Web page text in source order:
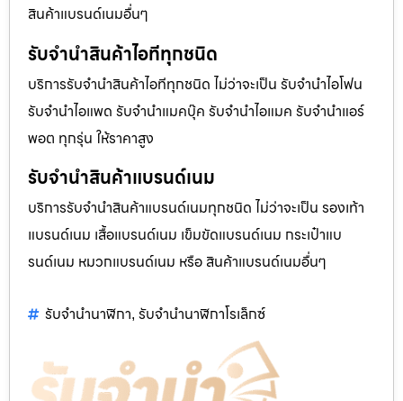
สินค้าแบรนด์เนมอื่นๆ
รับจำนำสินค้าไอทีทุกชนิด
บริการรับจำนำสินค้าไอทีทุกชนิด ไม่ว่าจะเป็น รับจำนำไอโฟน
รับจำนำไอแพด รับจำนำแมคบุ๊ค รับจำนำไอแมค รับจำนำแอร์
พอต ทุกรุ่น ให้ราคาสูง
รับจำนำสินค้าแบรนด์เนม
บริการรับจำนำสินค้าแบรนด์เนมทุกชนิด ไม่ว่าจะเป็น รองเท้า
แบรนด์เนม เสื้อแบรนด์เนม เข็มขัดแบรนด์เนม กระเป๋าแบ
รนด์เนม หมวกแบรนด์เนม หรือ สินค้าแบรนด์เนมอื่นๆ
รับจำนำนาฬิกา, รับจำนำนาฬิกาโรเล็กซ์